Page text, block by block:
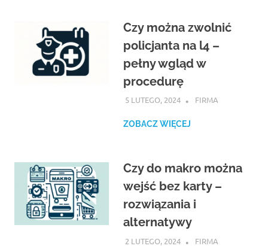
Czy można zwolnić
policjanta na l4 –
pełny wgląd w
procedurę
5 LUTEGO, 2024 ATROX
FIRMA
ZOBACZ WIĘCEJ
Czy do makro można
wejść bez karty –
rozwiązania i
alternatywy
2 LUTEGO, 2024 ATROX
FIRMA